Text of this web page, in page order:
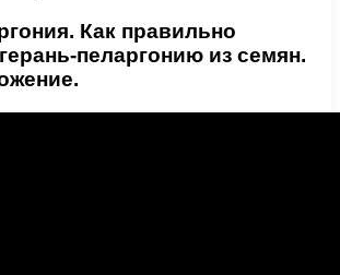
Как правильно
пеларгонию из семян.